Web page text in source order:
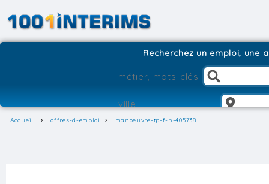
Recherchez un emploi, une
Accueil offres-d-emploi manoeuvre-tp-f-h-405738